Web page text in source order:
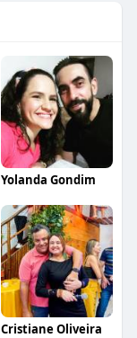
Yolanda Gondim
Cristiane Oliveira